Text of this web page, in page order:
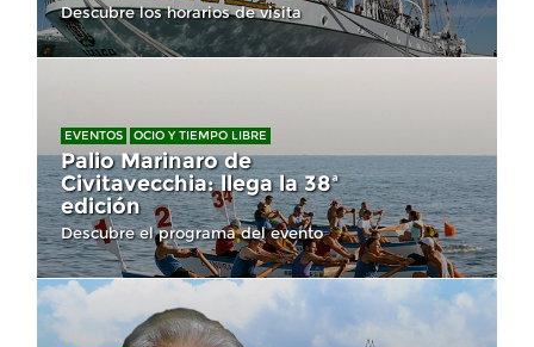
Descubre los horarios de visita
EVENTOS OCIO Y TIEMPO LIBRE
Palio Marinaro de
Civitavecchia: llega la 38ª
edición
Descubre el programa del evento